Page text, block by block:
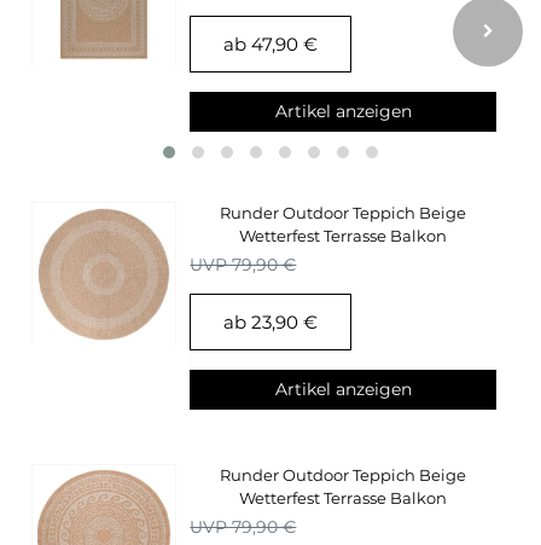
ab 47,90 €
Artikel anzeigen
Runder Outdoor Teppich Beige
Wetterfest Terrasse Balkon
Küchenteppich
UVP 79,90 €
ab 23,90 €
Artikel anzeigen
Runder Outdoor Teppich Beige
Wetterfest Terrasse Balkon
Küchenteppich
UVP 79,90 €